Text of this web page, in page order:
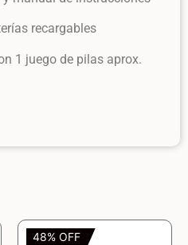
recargables
1 juego de pilas aprox.
48% OFF